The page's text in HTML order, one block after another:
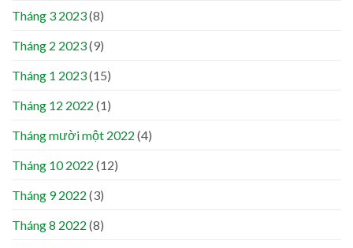
Tháng 3 2023(8)
Tháng 2 2023(9)
Tháng 1 2023(15)
Tháng 12 2022 (1)
Tháng mười một 2022 (4)
Tháng 10 2022 (12)
Tháng 9 2022 (3)
Tháng 8 2022 (8)